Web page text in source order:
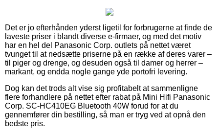
Det er jo efterhånden yderst ligetil for forbrugerne at finde de
laveste priser i blandt diverse e-firmaer, og med det motiv
har en hel del Panasonic Corp. outlets på nettet været
tvunget til at nedsætte priserne på en række af deres varer –
til piger og drenge, og desuden også til damer og herrer –
markant, og endda nogle gange yde portofri levering.
Dog kan det trods alt vise sig profitabelt at sammenligne
flere forhandlere på nettet efter rabat på Mini Hifi Panasonic
Corp. SC-HC410EG Bluetooth 40W forud for at du
gennemfører din bestilling, så man er tryg ved at opnå den
bedste pris.